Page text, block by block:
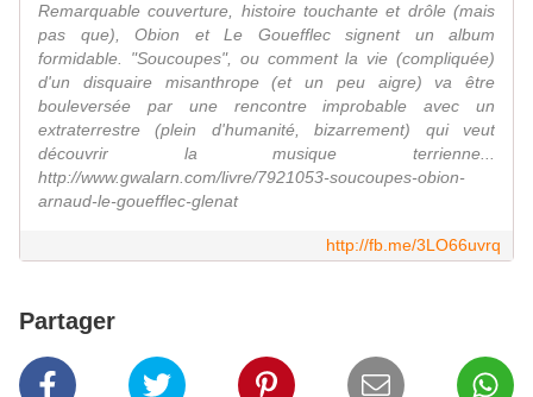
Remarquable couverture, histoire touchante et drôle (mais
pas que), Obion et Le Gouefflec signent un album
formidable. "Soucoupes", ou comment la vie (compliquée)
d'un disquaire misanthrope (et un peu aigre) va être
bouleversée par une rencontre improbable avec un
extraterrestre (plein d'humanité, bizarrement) qui veut
découvrir la musique terrienne...
http://www.gwalarn.com/livre/7921053-soucoupes-obion-
arnaud-le-gouefflec-glenat
http://fb.me/3LO66uvrq
Partager